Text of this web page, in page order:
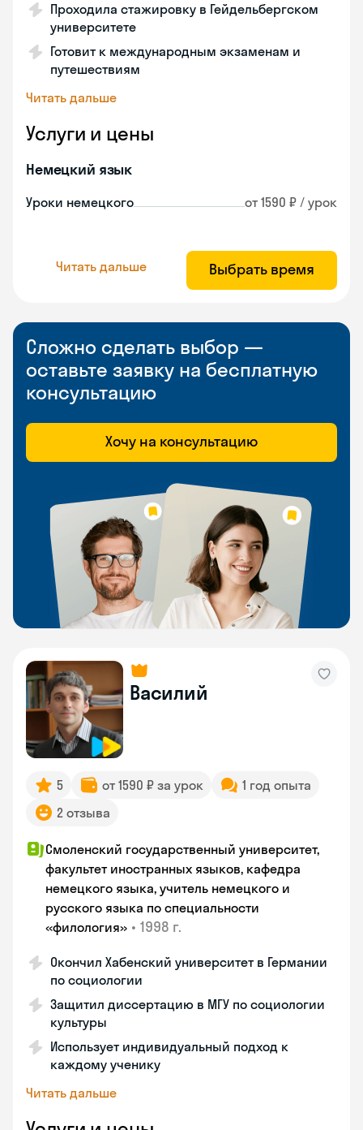
Проходила стажировку в Гейдельбергском
университете
Готовит к международным экзаменам и
путешествиям
Читать дальше
Услуги и цены
Немецкий язык
Уроки немецкого от 1590 ₽ / урок
Читать дальше Выбрать время
Сложно сделать выбор —
оставьте заявку на бесплатную
консультацию
Хочу на консультацию
Василий
5 от 1590 ₽ за урок
1 год опыта
2 отзыва
Смоленский государственный университет,
факультет иностранных языков, кафедра
немецкого языка, учитель немецкого и
русского языка по специальности
«филология» • 1998 г.
Окончил Хабенский университет в Германии
по социологии
Защитил диссертацию в МГУ по социологии
культуры
Использует индивидуальный подход к
каждому ученику
Читать дальше